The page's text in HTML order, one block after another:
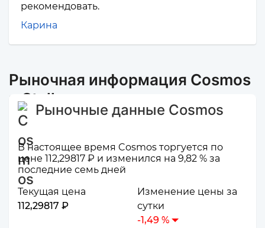
рекомендовать.
Карина
Рыночная информация Cosmos
и Stellar
Рыночные данные Cosmos
В настоящее время Cosmos торгуется по
цене 112,29817 ₽ и изменился на 9,82 % за
последние семь дней
Текущая цена
112,29817 ₽
Изменение цены за
сутки
-1,49 %